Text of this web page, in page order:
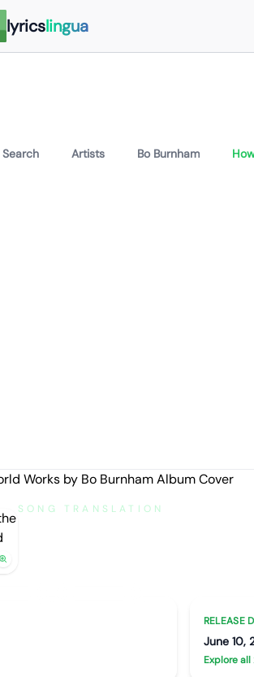
lyricslingua
Search Artists Bo Burnham
SONG TRANSLATION
RELEASE
June 10,
Explore all